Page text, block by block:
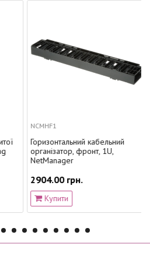
NCMHF1
Горизонтальний кабельний
організатор, фронт, 1U,
NetManager
2904.00 грн.
Купити